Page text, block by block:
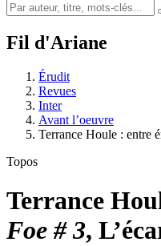
Fil d'Ariane
Érudit
Revues
Inter
Avant l’oeuvre
Terrance Houle : entre
Topos
Terrance
Foe # 3,